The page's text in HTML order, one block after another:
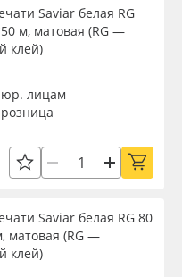
Saviar белая RG
м, матовая (RG —
клей)
юр. лицам
розница
Saviar белая RG 80
матовая (RG —
клей)